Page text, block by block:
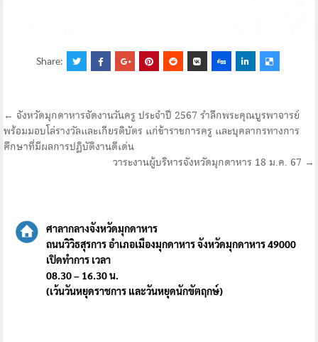
Share:
แนะแนว
เรื่อง
← จังหวัดมุกดาหารจัดงานวันครู ประจำปี 2567 รำลึกพระคุณบูรพาจารย์
พร้อมมอบโล่รางวัลและเกียรติบัตร แก่ข้าราชการครู และบุคลากรทางการ
ศึกษาที่มีผลการปฏิบัติงานดีเด่น
วาระงานผู้บริหารจังหวัดมุกดาหาร 18 ม.ค. 67 →
ศาลากลางจังหวัดมุกดาหาร
ถนนวิวิธสุรการ อำเภอเมืองมุกดาหาร จังหวัดมุกดาหาร 49000
เปิดทำการ เวลา
08.30 – 16.30 น.
(เว้นวันหยุดราชการ และวันหยุดนักขัตฤกษ์)